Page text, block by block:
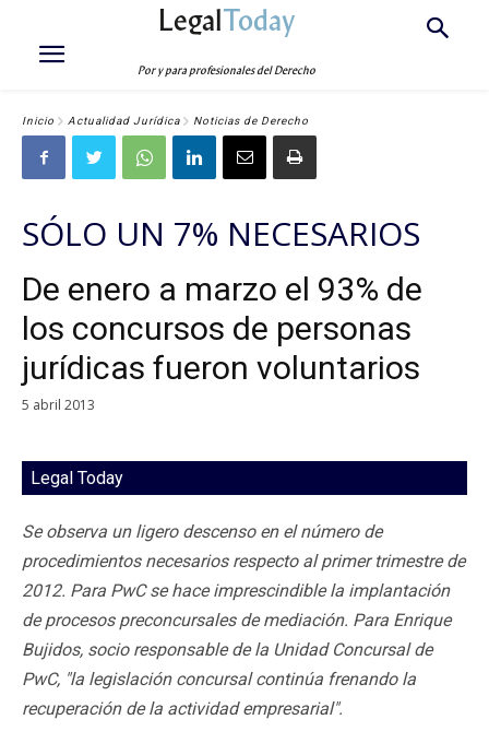
LegalToday
Por y para profesionales del Derecho
Inicio Actualidad Jurídica Noticias de Derecho
SÓLO UN 7% NECESARIOS
De enero a marzo el 93% de
los concursos de personas
jurídicas fueron voluntarios
5 abril 2013
Legal Today
Se observa un ligero descenso en el número de
procedimientos necesarios respecto al primer trimestre de
2012. Para PwC se hace imprescindible la implantación
de procesos preconcursales de mediación. Para Enrique
Bujidos, socio responsable de la Unidad Concursal de
PwC, "la legislación concursal continúa frenando la
recuperación de la actividad empresarial".